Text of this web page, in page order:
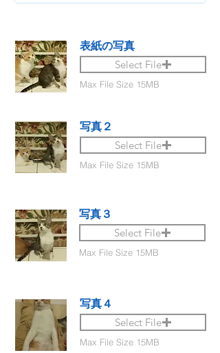
表紙の写真
Select File
Max File Size 15MB
写真２
Select File
Max File Size 15MB
写真３
Select File
Max File Size 15MB
写真４
Select File
Max File Size 15MB